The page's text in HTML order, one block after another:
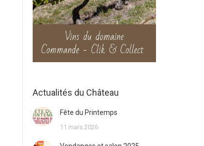
Actualités du Château
Fête du Printemps
11 mars 2026